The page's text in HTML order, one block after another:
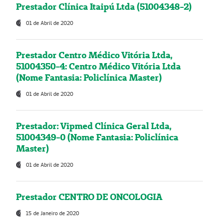
Prestador Clínica Itaipú Ltda (51004348-2)
01 de Abril de 2020
Prestador Centro Médico Vitória Ltda,
51004350-4: Centro Médico Vitória Ltda
(Nome Fantasia: Policlínica Master)
01 de Abril de 2020
Prestador: Vipmed Clínica Geral Ltda,
51004349-0 (Nome Fantasia: Policlínica
Master)
01 de Abril de 2020
Prestador CENTRO DE ONCOLOGIA
15 de Janeiro de 2020